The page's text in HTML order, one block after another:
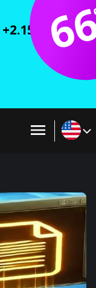
cursos